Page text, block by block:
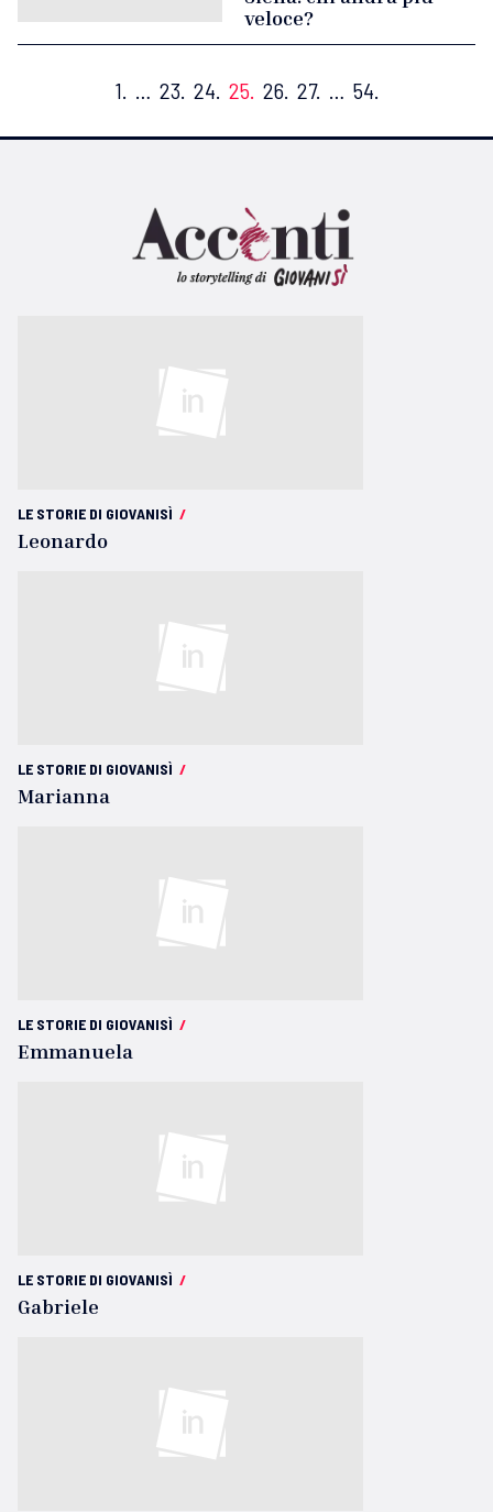
veloce?
1. … 23. 24. 25. 26. 27. … 54.
LE STORIE DI GIOVANISÌ /
Leonardo
LE STORIE DI GIOVANISÌ /
Marianna
LE STORIE DI GIOVANISÌ /
Emmanuela
LE STORIE DI GIOVANISÌ /
Gabriele